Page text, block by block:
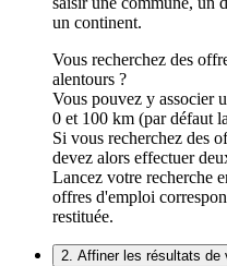
un continent.
Vous recherchez des
alentours ?
Vous pouvez y associer
0 et 100 km (par défaut
Si vous recherchez des
devez alors effectuer
Lancez votre recherche
offres d'emploi
restituée.
2. Affiner les résultats de